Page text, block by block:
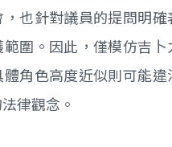
也針對議員的提問明
圍。因此，僅模仿吉
角色高度近似則可能
律觀念。